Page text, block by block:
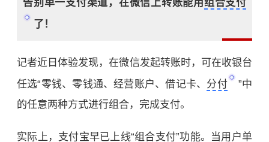
告别单一支付渠道，在微信上转账能用 组合支付
了！
记者近日体验发现，在微信发起转账时，可在收银台
任选“零钱、零钱通、经营账户、借记卡、 分付
”中
的任意两种方式进行组合，完成支付。
实际上，支付宝早已上线“组合支付”功能。当用户单